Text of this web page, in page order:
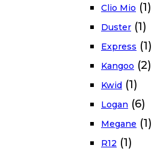
Clio Mio (1)
Duster (1)
Express (1)
Kangoo (2)
Kwid (1)
Logan (6)
Megane (1)
R12 (1)